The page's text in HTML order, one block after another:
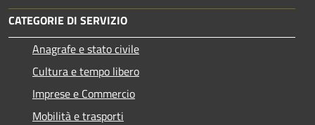
CATEGORIE DI SERVIZIO
Anagrafe e stato civile
Cultura e tempo libero
Imprese e Commercio
Mobilità e trasporti